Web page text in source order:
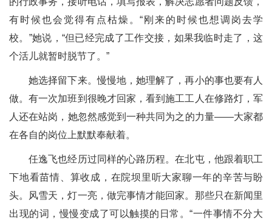
有时候也会觉得有点枯燥。“刚来的时候也想调岗去学
校。”她说，“但已经完成了工作交接，如果我临时走了，这
个活儿就暂时脱节了。”
她选择留下来。慢慢地，她理解了，再小的事也要有人
做。有一次加班到很晚才回家，看到施工工人在修路灯，军
人还在站岗，她忽然感觉到一种共同为之的力量——大家都
在各自的岗位上默默奉献着。
任逸飞也经历过同样的心路历程。在北屯，他跟着职工
下地看苗情、算收成，在院坝里听大家聊一年的辛苦与盼
头。风雪天，灯一亮，做完事情才能回家。那些只在新闻里
出现的词，慢慢变成了可以触摸的日常。“一件事情不分大